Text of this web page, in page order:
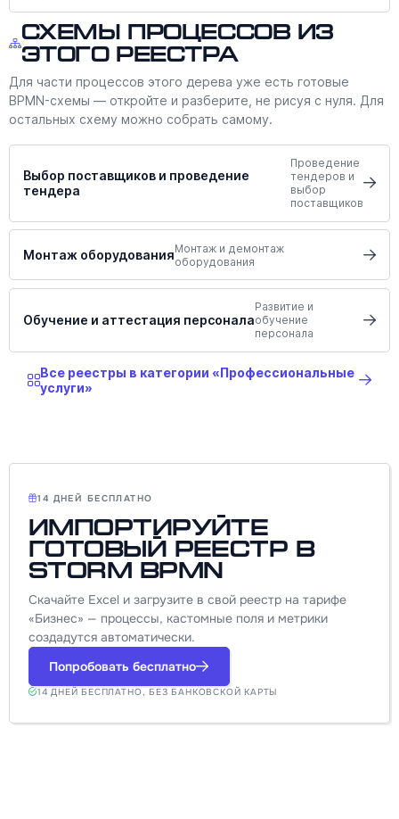
Схемы процессов из
этого реестра
Для части процессов этого дерева уже есть готовые
BPMN-схемы — откройте и разберите, не рисуя с нуля. Для
остальных схему можно собрать самому.
Выбор поставщиков и проведение
тендера
Проведение
тендеров и
выбор
поставщиков
Монтаж оборудованияМонтаж и демонтаж
оборудования
Обучение и аттестация персонала
Развитие и
обучение
персонала
Все реестры в категории «Профессиональные
услуги»
14 ДНЕЙ БЕСПЛАТНО
Импортируйте
готовый реестр в
Storm BPMN
Скачайте Excel и загрузите в свой реестр на тарифе
«Бизнес» — процессы, кастомные поля и метрики
создадутся автоматически.
Попробовать бесплатно
14 ДНЕЙ БЕСПЛАТНО, БЕЗ БАНКОВСКОЙ КАРТЫ